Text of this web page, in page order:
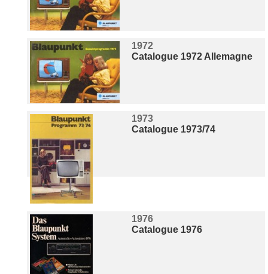
1972
Catalogue 1972 Allemagne
1973
Catalogue 1973/74
1976
Catalogue 1976